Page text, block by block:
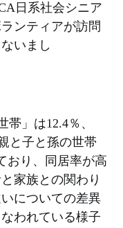
日系社会シニア
ンティアが訪問
いまし
帯」は12.4％、
と子と孫の世帯
おり、同居率が高
家族との関わり
についての差異
われている様子